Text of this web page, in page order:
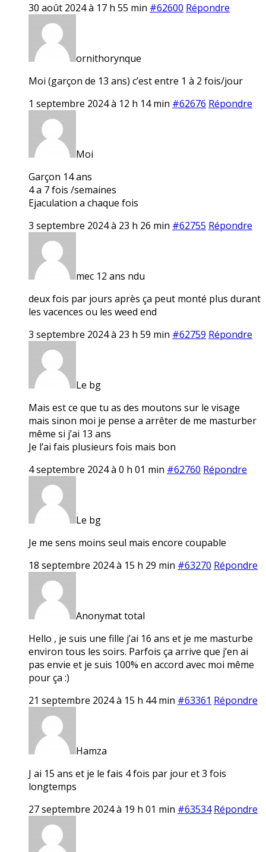
30 août 2024 à 17 h 55 min #62600 Répondre
ornithorynque
Moi (garçon de 13 ans) c’est entre 1 à 2 fois/jour
1 septembre 2024 à 12 h 14 min #62676 Répondre
Moi
Garçon 14 ans
4 a 7 fois /semaines
Ejaculation a chaque fois
3 septembre 2024 à 23 h 26 min #62755 Répondre
mec 12 ans ndu
deux fois par jours après ça peut monté plus durant
les vacences ou les weed end
3 septembre 2024 à 23 h 59 min #62759 Répondre
Le bg
Mais est ce que tu as des moutons sur le visage
mais sinon moi je pense a arrêter de me masturber
même si j’ai 13 ans
Je l’ai fais plusieurs fois mais bon
4 septembre 2024 à 0 h 01 min #62760 Répondre
Le bg
Je me sens moins seul mais encore coupable
18 septembre 2024 à 15 h 29 min #63270 Répondre
Anonymat total
Hello , je suis une fille j’ai 16 ans et je me masturbe
environ tous les soirs. Parfois ça arrive que j’en ai
pas envie et je suis 100% en accord avec moi même
pour ça :)
21 septembre 2024 à 15 h 44 min #63361 Répondre
Hamza
J ai 15 ans et je le fais 4 fois par jour et 3 fois
longtemps
27 septembre 2024 à 19 h 01 min #63534 Répondre